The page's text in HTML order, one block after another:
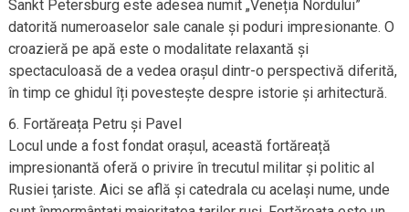
Sankt Petersburg este adesea numit „Veneția Nordului”
datorită numeroaselor sale canale și poduri impresionante. O
croazieră pe apă este o modalitate relaxantă și
spectaculoasă de a vedea orașul dintr-o perspectivă diferită,
în timp ce ghidul îți povestește despre istorie și arhitectură.
Fortăreața Petru și Pavel
Locul unde a fost fondat orașul, această fortăreață
impresionantă oferă o privire în trecutul militar și politic al
Rusiei țariste. Aici se află și catedrala cu același nume, unde